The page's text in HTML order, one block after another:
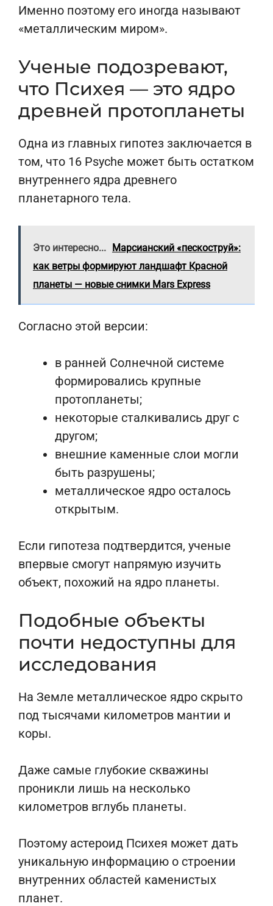
Именно поэтому его иногда называют
«металлическим миром».
Ученые подозревают,
что Психея — это ядро
древней протопланеты
Одна из главных гипотез заключается в
том, что 16 Psyche может быть остатком
внутреннего ядра древнего
планетарного тела.
Это интересно...
Марсианский «пескоструй»:
как ветры формируют ландшафт Красной
планеты — новые снимки Mars Express
Согласно этой версии:
в ранней Солнечной системе
формировались крупные
протопланеты;
некоторые сталкивались друг с
другом;
внешние каменные слои могли
быть разрушены;
металлическое ядро осталось
открытым.
Если гипотеза подтвердится, ученые
впервые смогут напрямую изучить
объект, похожий на ядро планеты.
Подобные объекты
почти недоступны для
исследования
На Земле металлическое ядро скрыто
под тысячами километров мантии и
коры.
Даже самые глубокие скважины
проникли лишь на несколько
километров вглубь планеты.
Поэтому астероид Психея может дать
уникальную информацию о строении
внутренних областей каменистых
планет.